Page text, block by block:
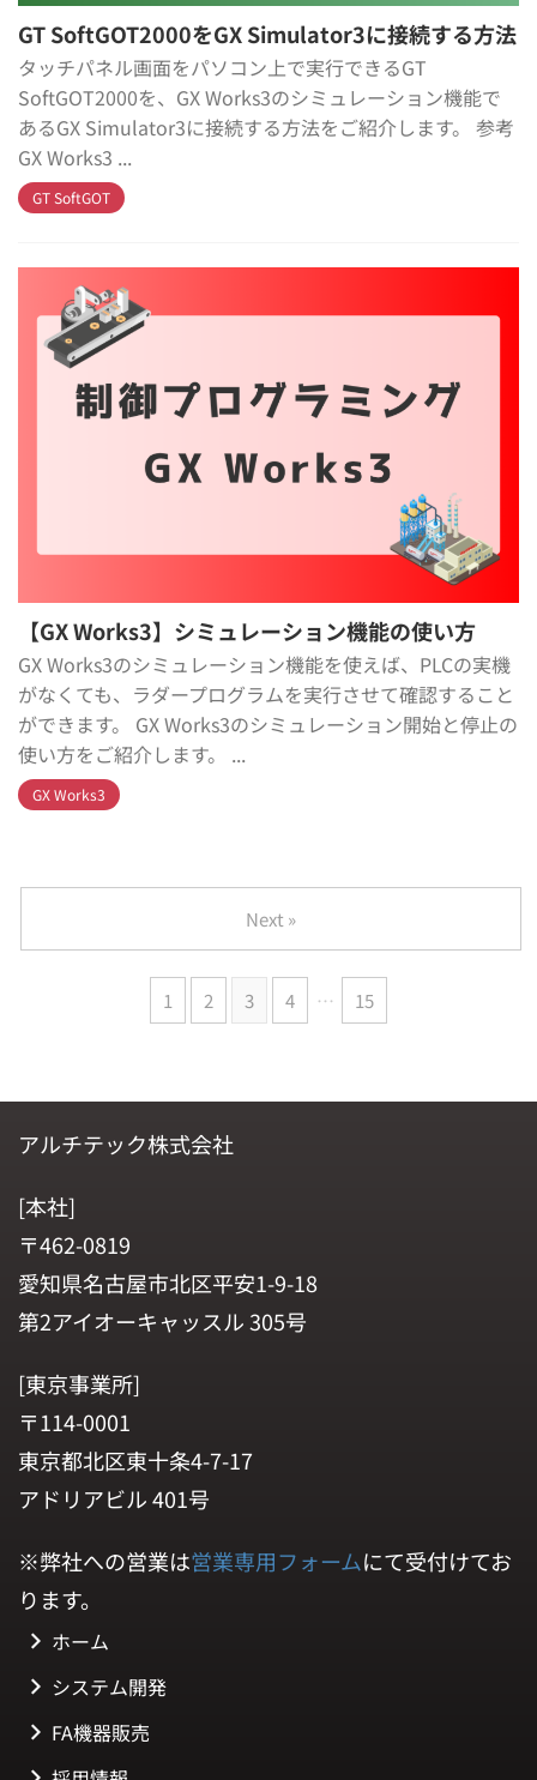
GT SoftGOT2000をGX Simulator3に接続する方法
タッチパネル画面をパソコン上で実行できるGT
SoftGOT2000を、GX Works3のシミュレーション機能で
あるGX Simulator3に接続する方法をご紹介します。 参考
GX Works3 ...
GT SoftGOT
【GX Works3】シミュレーション機能の使い方
GX Works3のシミュレーション機能を使えば、PLCの実機
がなくても、ラダープログラムを実行させて確認すること
ができます。 GX Works3のシミュレーション開始と停止の
使い方をご紹介します。 ...
GX Works3
1 2 3 4 … 15
Next »
アルチテック株式会社
[本社]
〒462-0819
愛知県名古屋市北区平安1-9-18
第2アイオーキャッスル 305号
[東京事業所]
〒114-0001
東京都北区東十条4-7-17
アドリアビル 401号
※弊社への営業は営業専用フォームにて受付けてお
ります。
ホーム
システム開発
FA機器販売